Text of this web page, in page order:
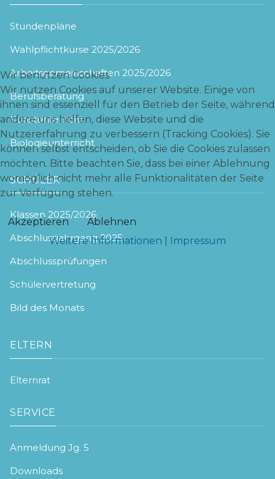
Stundenpläne
Wahlpflichtkurse 2025/2026
Arbeitsgemeinschaften 2025/2026
Berufsberatung
Kunstunterricht
Biologieunterricht
SCHÜLER
Klassen 2025/2026
Abschlussjahrgang 2025
Abschlussprüfungen
Schülervertretung
Bild des Monats
ELTERN
Elternrat
SERVICE
Anmeldung Jg. 5
Downloads
Wir benutzen Cookies
Wir nutzen Cookies auf unserer Website. Einige von
ihnen sind essenziell für den Betrieb der Seite, während
andere uns helfen, diese Website und die
Nutzererfahrung zu verbessern (Tracking Cookies). Sie
können selbst entscheiden, ob Sie die Cookies zulassen
möchten. Bitte beachten Sie, dass bei einer Ablehnung
womöglich nicht mehr alle Funktionalitäten der Seite
zur Verfügung stehen.
Akzeptieren
Ablehnen
Weitere Informationen
Impressum